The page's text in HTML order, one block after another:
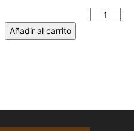
Añadir al carrito